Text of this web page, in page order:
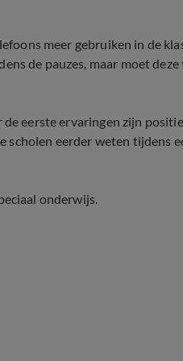
meer gebruiken in de
de pauzes, maar moet
eerste ervaringen zijn
scholen eerder weten tijdens
onderwijs.